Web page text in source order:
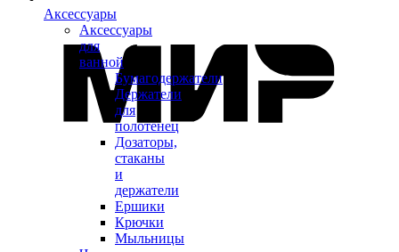
Аксессуары
Аксессуары
для
ванной
Бумагодержатели
Держатели
для
полотенец
Дозаторы,
стаканы
и
держатели
Ершики
Крючки
Мыльницы